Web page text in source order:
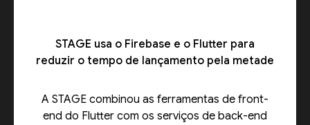
STAGE usa o Firebase e o Flutter para
reduzir o tempo de lançamento pela metade
A STAGE combinou as ferramentas de front-
end do Flutter com os serviços de back-end